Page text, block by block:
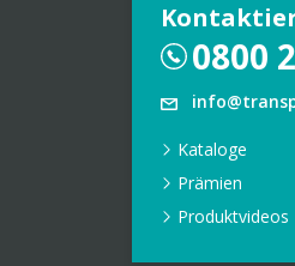
0800
Kataloge
Prämien
Produktvideos